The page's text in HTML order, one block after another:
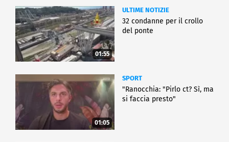
01:55
ULTIME NOTIZIE
32 condanne per il crollo
del ponte
01:05
SPORT
"Ranocchia: "Pirlo ct? Sì, ma
si faccia presto"